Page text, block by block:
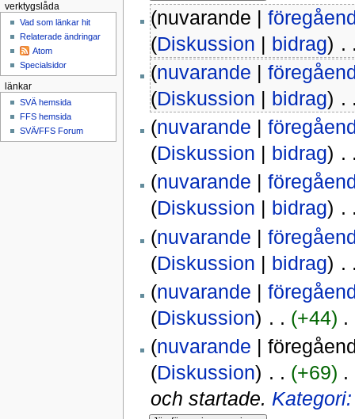
(nuvarande |
(Diskussion | bidrag)
(nuvarande |
(Diskussion | bidrag)
(nuvarande |
(Diskussion | bidrag)
(nuvarande |
(Diskussion | bidrag)
(nuvarande |
(Diskussion | bidrag)
(nuvarande |
(Diskussion) ‎ . . (+44)
(nuvarande |
(Diskussion) ‎ . . (+69)
och startade.
verktygslåda
Vad som länkar hit
Relaterade ändringar
Atom
Specialsidor
länkar
SVÄ hemsida
FFS hemsida
SVÄ/FFS Forum